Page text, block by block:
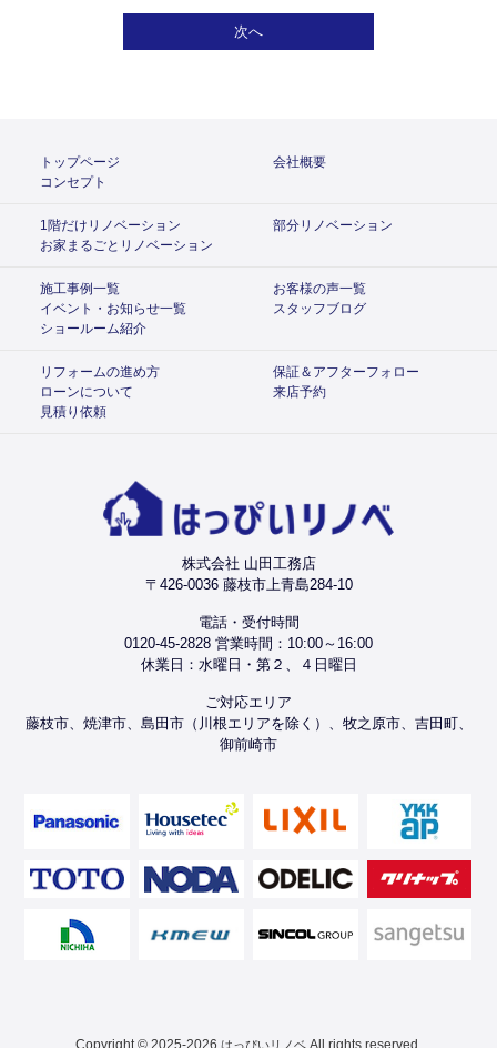
次へ
トップページ
会社概要
コンセプト
1階だけリノベーション
部分リノベーション
お家まるごとリノベーション
施工事例一覧
お客様の声一覧
イベント・お知らせ一覧
スタッフブログ
ショールーム紹介
リフォームの進め方
保証＆アフターフォロー
ローンについて
来店予約
見積り依頼
株式会社 山田工務店
〒426-0036 藤枝市上青島284-10
電話・受付時間
0120-45-2828 営業時間：10:00～16:00
休業日：水曜日・第２、４日曜日
ご対応エリア
藤枝市、焼津市、島田市（川根エリアを除く）、牧之原市、吉田町、
御前崎市
Copyright © 2025-2026 はっぴいリノベ All rights reserved.